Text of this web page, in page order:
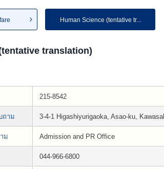
Human Science (tentative tr...
translation)
215-8542
ถาม 3-4-1 Higashiyurigaoka, Asao-ku,
ม Admission and PR Office
044-966-6800